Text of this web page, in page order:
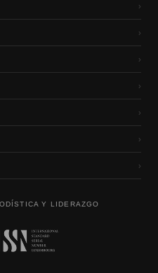
›
›
›
›
›
›
›
Y LIDERAZGO